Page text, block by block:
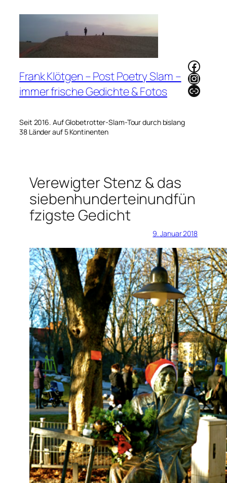
Frank Klötgen – Post Poetry Slam –
immer frische Gedichte & Fotos
Seit 2016. Auf Globetrotter-Slam-Tour durch bislang
38 Länder auf 5 Kontinenten
Link
Verewigter Stenz & das
siebenhunderteinundfün
fzigste Gedicht
9. Januar 2018